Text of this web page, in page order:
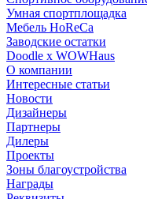
Умная спортплощадка
Мебель HoReCa
Заводские остатки
Doodle x WOWHaus
О компании
Интересные статьи
Новости
Дизайнеры
Партнеры
Дилеры
Проекты
Зоны благоустройства
Награды